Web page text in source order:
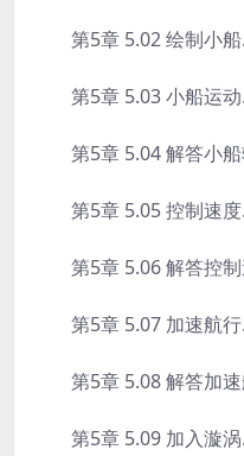
第5章 5.02 绘制小
第5章 5.03 小船运
第5章 5.04 解答小船
第5章 5.05 控制速
第5章 5.06 解答控制
第5章 5.07 加速航
第5章 5.08 解答加速
第5章 5.09 加入漩